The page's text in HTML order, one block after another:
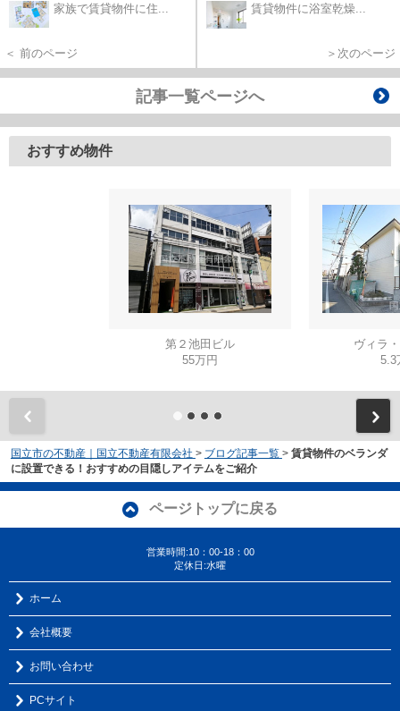
家族で賃貸物件に住...
＜ 前のページ
賃貸物件に浴室乾燥...
＞次のページ
記事一覧ページへ
おすすめ物件
第２池田ビル
55万円
ヴィラ
5.3
国立市の不動産｜国立不動産有限会社 > ブログ記事一覧 > 賃貸物件のベランダ
に設置できる！おすすめの目隠しアイテムをご紹介
ページトップに戻る
営業時間:10：00-18：00
定休日:水曜
ホーム
会社概要
お問い合わせ
PCサイト